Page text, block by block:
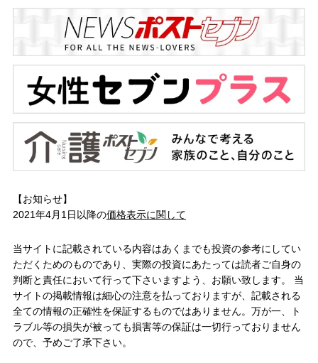
【お知らせ】
2021年4月1日以降の価格表示に関して
当サイトに記載されている内容はあくまでも投資の参考にしてい
ただくためのものであり、実際の投資にあたっては読者ご自身の
判断と責任において行って下さいますよう、お願い致します。 当
サイトの掲載情報は細心の注意を払っておりますが、記載される
全ての情報の正確性を保証するものではありません。万が一、ト
ラブル等の損失が被っても損害等の保証は一切行っておりません
ので、予めご了承下さい。